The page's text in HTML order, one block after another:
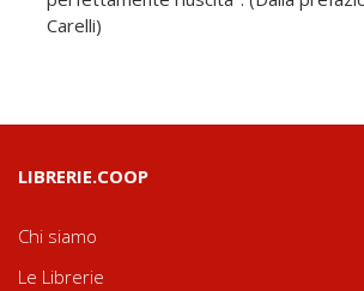
Carelli)
LIBRERIE.COOP
Chi siamo
Le Librerie